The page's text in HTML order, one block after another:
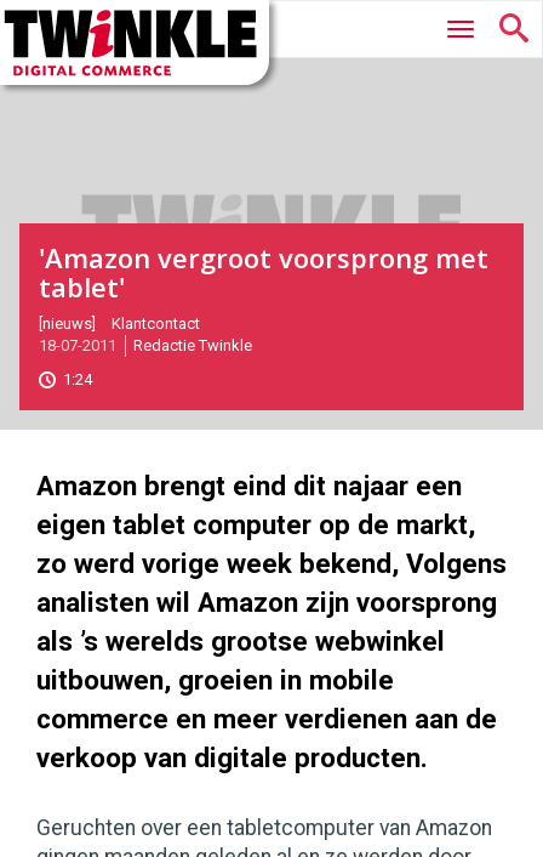
Twinkle
Digital
Commerce
Hoofdmenu
'Amazon vergroot voorsprong met
tablet'
2011-
07-
18T13:37:00
2017-
05-
[nieuws]
Klantcontact
18-07-2011
Redactie Twinkle
1:24
Amazon brengt eind dit najaar een
eigen tablet computer op de markt,
zo werd vorige week bekend, Volgens
analisten wil Amazon zijn voorsprong
als ’s werelds grootse webwinkel
uitbouwen, groeien in mobile
commerce en meer verdienen aan de
verkoop van digitale producten.
Geruchten over een tabletcomputer van Amazon